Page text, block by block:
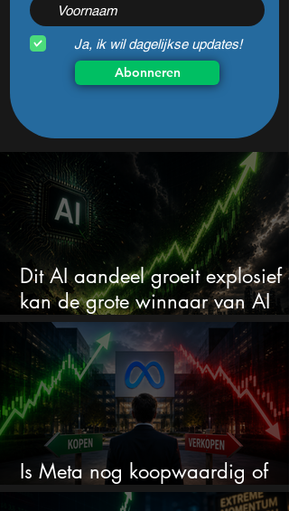
Ja, ik wil dagelijkse updates!
Abonneren
Dit AI aandeel groeit explosief
kan de grote winnaar van AI
worden
Is Meta nog koopwaardig of
wordt het tijd om te verkopen?